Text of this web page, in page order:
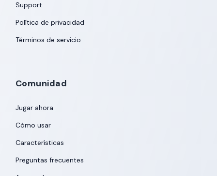
Support
Política de privacidad
Términos de servicio
Comunidad
Jugar ahora
Cómo usar
Características
Preguntas frecuentes